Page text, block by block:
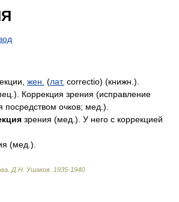
жен. (лат. correctio) (книжн.).
Коррекция зрения (исправление
посредством очков; мед.).
зрения (мед.). У него с коррекцией
(мед.).
Д.Н. Ушаков. 1935-1940